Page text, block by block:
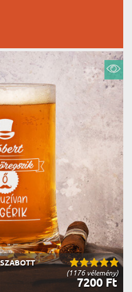
(1176 vélemény)
7200 Ft